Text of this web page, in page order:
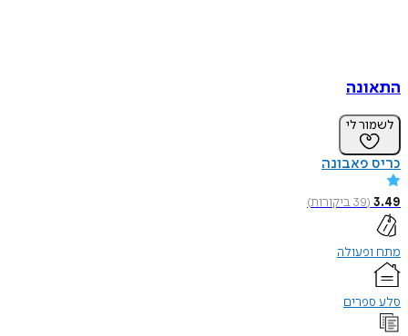
התאונה
לשמור לי
כריס פאבונה
3.49
(
39ביקורות)
מתח ופעולה
סלע ספרים